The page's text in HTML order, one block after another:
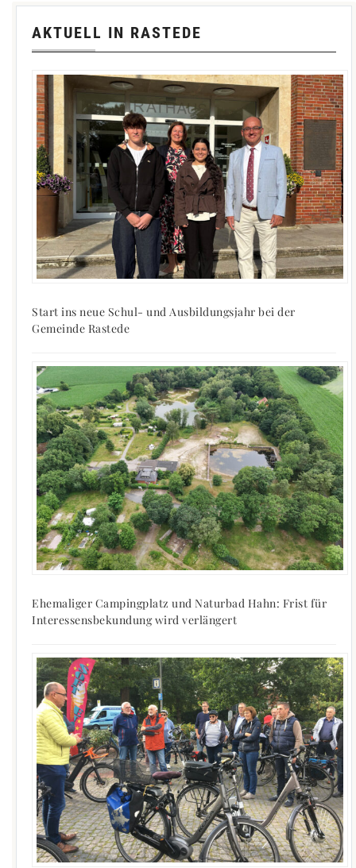
AKTUELL IN RASTEDE
Start ins neue Schul- und Ausbildungsjahr bei der
Gemeinde Rastede
Ehemaliger Campingplatz und Naturbad Hahn: Frist für
Interessensbekundung wird verlängert